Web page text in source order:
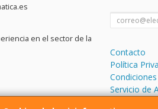
en el sector de la
Contacto
Política
Servicio de